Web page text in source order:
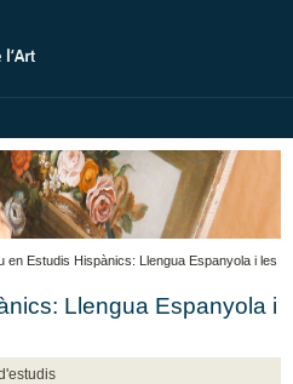
en Estudis Hispànics: Llengua Espanyola i les
Llengua Espanyola i